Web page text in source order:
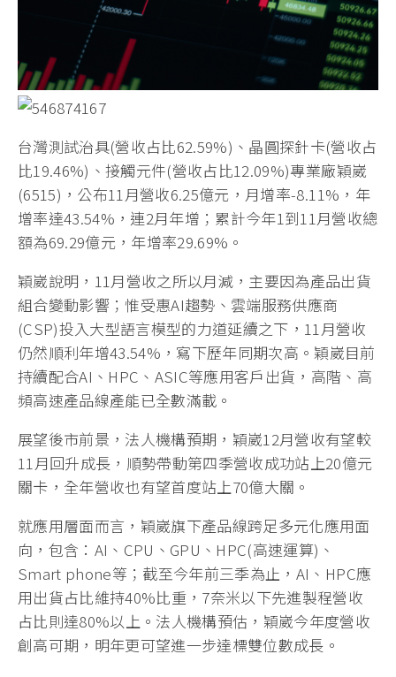
台灣測試治具(營收占比62.59%)、晶圓探針卡(營收占
比19.46%)、接觸元件(營收占比12.09%)專業廠穎崴
(6515)，公布11月營收6.25億元，月增率-8.11%，年
增率達43.54%，連2月年增；累計今年1到11月營收總
額為69.29億元，年增率29.69%。
穎崴說明，11月營收之所以月減，主要因為產品出貨
組合變動影響；惟受惠AI趨勢、雲端服務供應商
(CSP)投入大型語言模型的力道延續之下，11月營收
仍然順利年增43.54%，寫下歷年同期次高。穎崴目前
持續配合AI、HPC、ASIC等應用客戶出貨，高階、高
頻高速產品線產能已全數滿載。
展望後市前景，法人機構預期，穎崴12月營收有望較
11月回升成長，順勢帶動第四季營收成功站上20億元
關卡，全年營收也有望首度站上70億大關。
就應用層面而言，穎崴旗下產品線跨足多元化應用面
向，包含：AI、CPU、GPU、HPC(高速運算)、
Smart phone等；截至今年前三季為止，AI、HPC應
用出貨占比維持40%比重，7奈米以下先進製程營收
占比則達80%以上。法人機構預估，穎崴今年度營收
創高可期，明年更可望進一步達標雙位數成長。